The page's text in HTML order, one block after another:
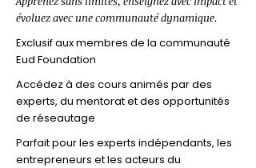
évoluez avec une communauté dynamique.
Exclusif aux membres de la communauté
Eud Foundation
Accédez à des cours animés par des
experts, du mentorat et des opportunités
de réseautage
Parfait pour les experts indépendants, les
entrepreneurs et les acteurs du